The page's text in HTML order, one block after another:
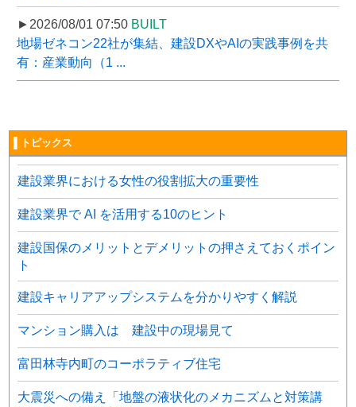
►2026/08/01 07:50 BUILT
地場ゼネコン22社が集結、建設DXやAIの実践事例を共
有：産業動向（1 ...
▌トピックス
建設業界における女性の役割拡大の重要性
建設業界で AI を活用する10のヒント
建設国保のメリットとデメリットの押さえておくポイン
ト
建設キャリアアップシステムを分かりやすく解説
マンション購入は 建設中の現場見て
富田林寺内町のコーポラティブ住宅
大震災への備え「地盤の液状化のメカニズムと対策講